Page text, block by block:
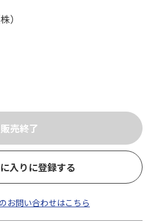
）
入りに登録する
お問い合わせはこちら